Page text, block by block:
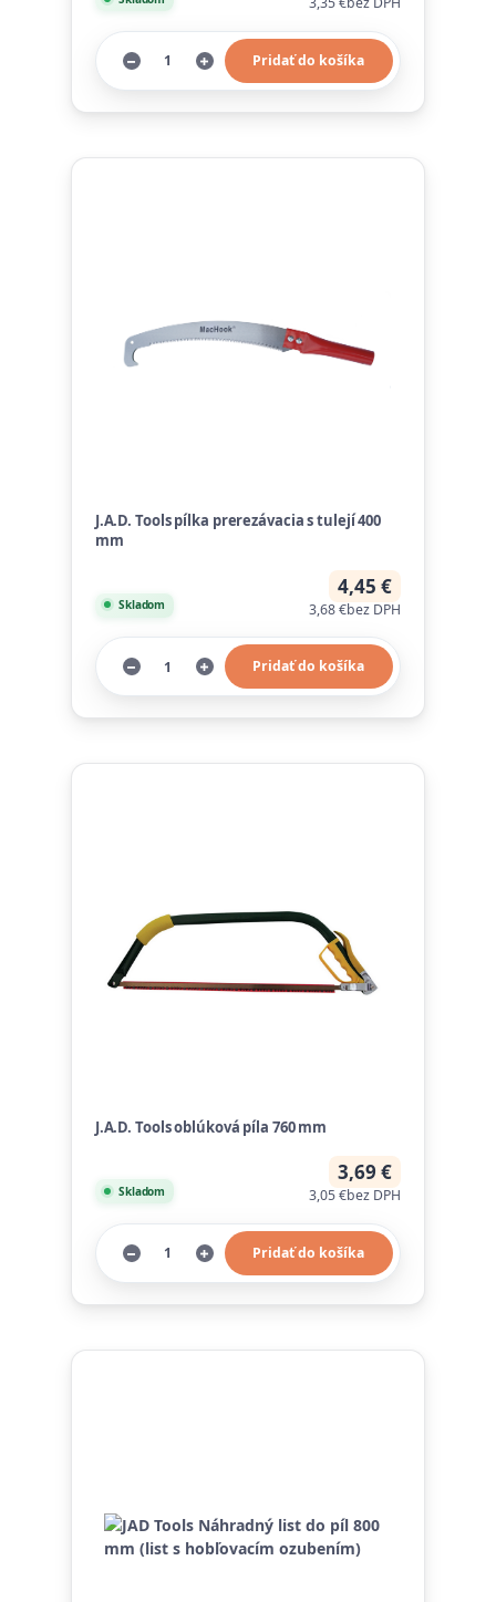
Pridať do košíka
J.A.D. Tools pílka prerezávacia s tulejí 400
mm
4,45 €
3,68 €bez DPH
Skladom
Pridať do košíka
J.A.D. Tools oblúková píla 760 mm
3,69 €
3,05 €bez DPH
Skladom
Pridať do košíka